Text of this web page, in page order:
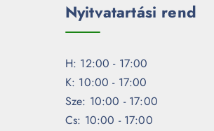
Nyitvatartási rend
H: 12:00 - 17:00
K: 10:00 - 17:00
Sze: 10:00 - 17:00
Cs: 10:00 - 17:00